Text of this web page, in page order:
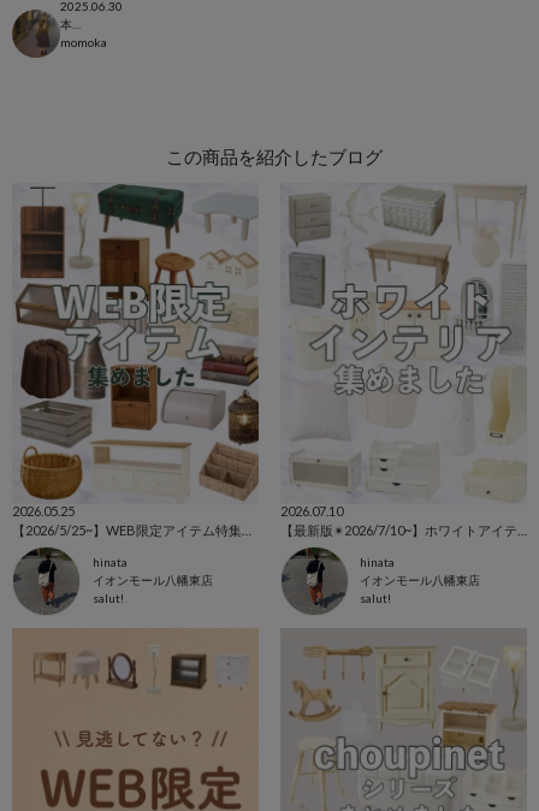
2025.06.30
momoka
この商品を紹介したブログ
2026.05.25
hinata
イオンモール八幡東店
salut!
2026.07.10
hinata
イオンモール八幡東店
salut!